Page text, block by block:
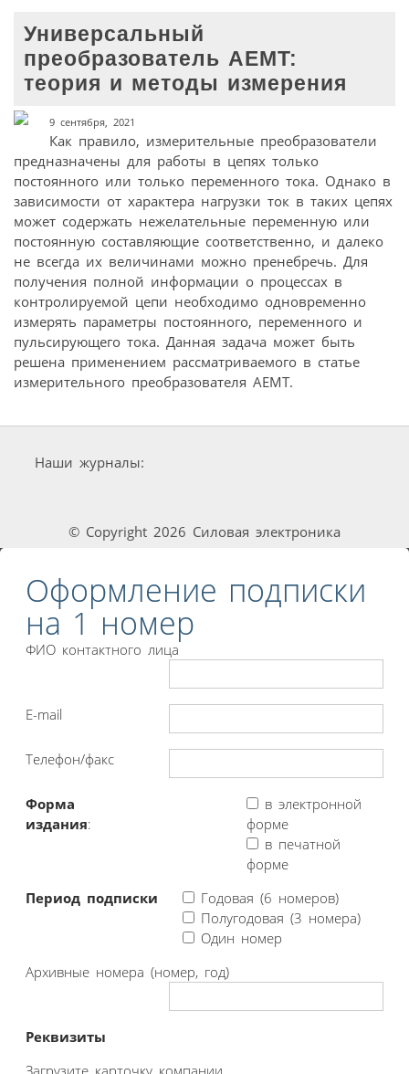
Универсальный
преобразователь AEMT:
теория и методы измерения
9 сентября, 2021
Как правило, измерительные преобразователи
предназначены для работы в цепях только
постоянного или только переменного тока. Однако в
зависимости от характера нагрузки ток в таких цепях
может содержать нежелательные переменную или
постоянную составляющие соответственно, и далеко
не всегда их величинами можно пренебречь. Для
получения полной информации о процессах в
контролируемой цепи необходимо одновременно
измерять параметры постоянного, переменного и
пульсирующего тока. Данная задача может быть
решена применением рассматриваемого в статье
измерительного преобразователя АЕМТ.
Наши журналы:
© Copyright 2026 Силовая электроника
Оформление подписки
на 1 номер
ФИО контактного лица
E-mail
Телефон/факс
Форма
издания:
в электронной
форме
в печатной
форме
Период подписки
Годовая (6 номеров)
Полугодовая (3 номера)
Один номер
Архивные номера (номер, год)
Реквизиты